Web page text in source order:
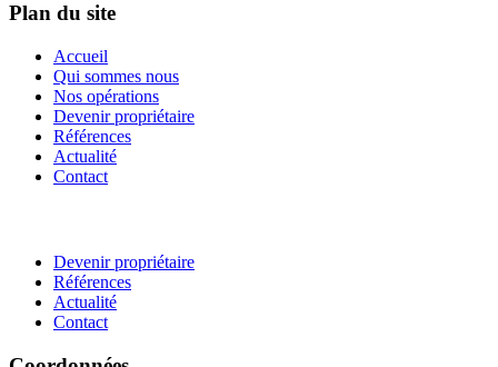
Plan du site
Accueil
Qui sommes nous
Nos opérations
Devenir propriétaire
Références
Actualité
Contact
Devenir propriétaire
Références
Actualité
Contact